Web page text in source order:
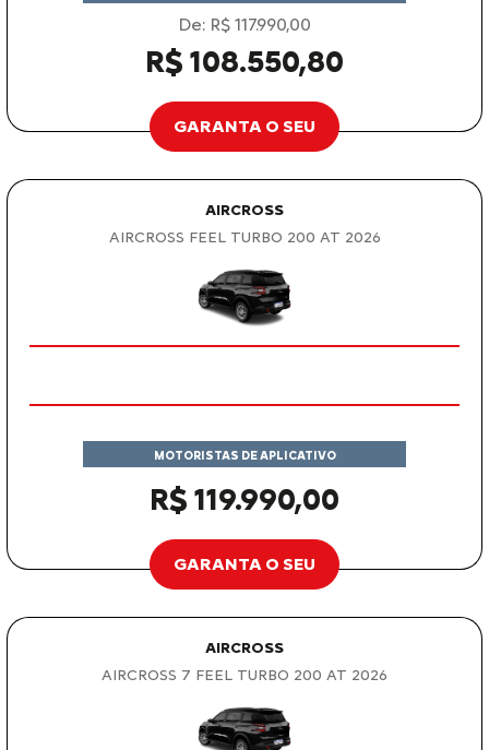
De: R$ 117.990,00
R$ 108.550,80
GARANTA O SEU
AIRCROSS
AIRCROSS FEEL TURBO 200 AT 2026
MOTORISTAS DE APLICATIVO
R$ 119.990,00
GARANTA O SEU
AIRCROSS
AIRCROSS 7 FEEL TURBO 200 AT 2026